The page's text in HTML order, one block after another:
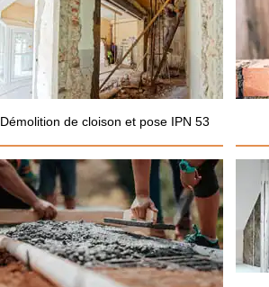
Démolition de cloison et pose IPN 53